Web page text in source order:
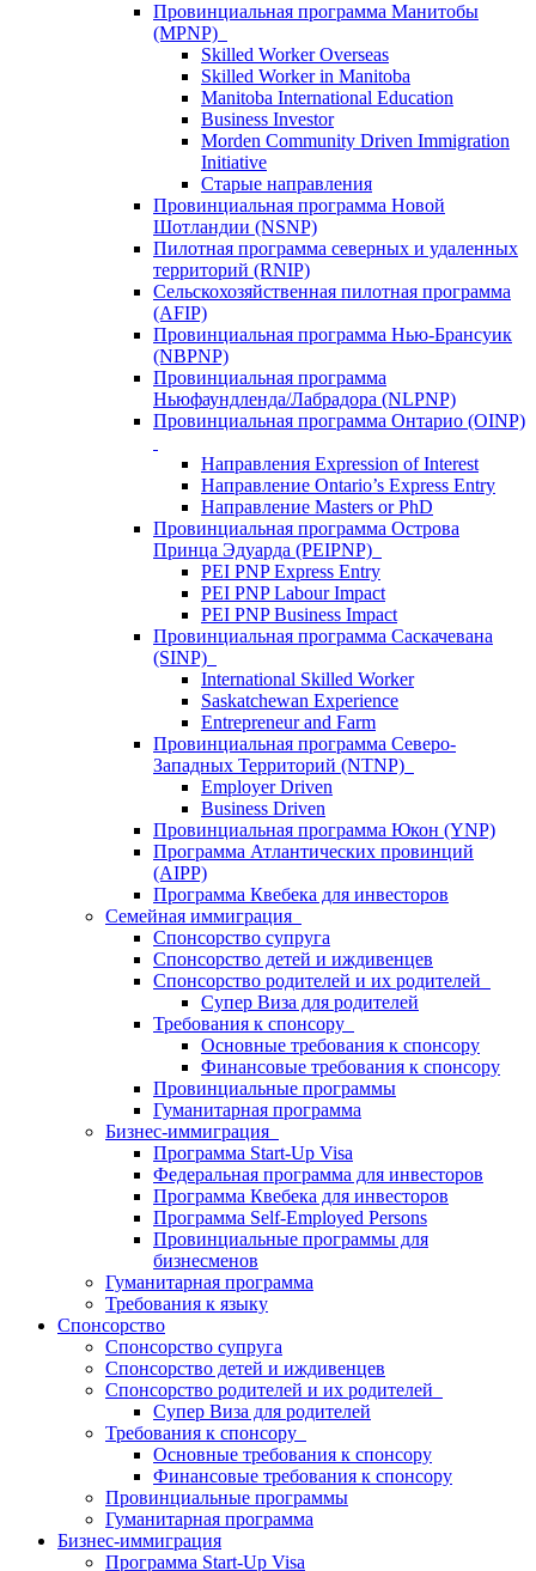
Провинциальная программа Манитобы
(MPNP)
Skilled Worker Overseas
Skilled Worker in Manitoba
Manitoba International Education
Business Investor
Morden Community Driven Immigration
Initiative
Старые направления
Провинциальная программа Новой
Шотландии (NSNP)
Пилотная программа северных и удаленных
территорий (RNIP)
Сельскохозяйственная пилотная программа
(AFIP)
Провинциальная программа Нью-Брансуик
(NBPNP)
Провинциальная программа
Ньюфаундленда/Лабрадора (NLPNP)
Провинциальная программа Онтарио (OINP)
Направления Expression of Interest
Направление Ontario’s Express Entry
Направление Masters or PhD
Провинциальная программа Острова
Принца Эдуарда (PEIPNP)
PEI PNP Express Entry
PEI PNP Labour Impact
PEI PNP Business Impact
Провинциальная программа Саскачевана
(SINP)
International Skilled Worker
Saskatchewan Experience
Entrepreneur and Farm
Провинциальная программа Северо-
Западных Территорий (NTNP)
Employer Driven
Business Driven
Провинциальная программа Юкон (YNP)
Программа Атлантических провинций
(AIPP)
Программа Квебека для инвесторов
Семейная иммиграция
Спонсорство супруга
Спонсорство детей и иждивенцев
Спонсорство родителей и их родителей
Супер Виза для родителей
Требования к спонсору
Основные требования к спонсору
Финансовые требования к спонсору
Провинциальные программы
Гуманитарная программа
Бизнес-иммиграция
Программа Start-Up Visa
Федеральная программа для инвесторов
Программа Квебека для инвесторов
Программа Self-Employed Persons
Провинциальные программы для
бизнесменов
Гуманитарная программа
Требования к языку
Спонсорство
Спонсорство супруга
Спонсорство детей и иждивенцев
Спонсорство родителей и их родителей
Супер Виза для родителей
Требования к спонсору
Основные требования к спонсору
Финансовые требования к спонсору
Провинциальные программы
Гуманитарная программа
Бизнес-иммиграция
Программа Start-Up Visa